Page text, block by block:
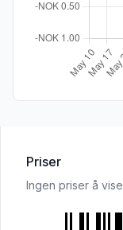
Priser
Ingen priser å vise